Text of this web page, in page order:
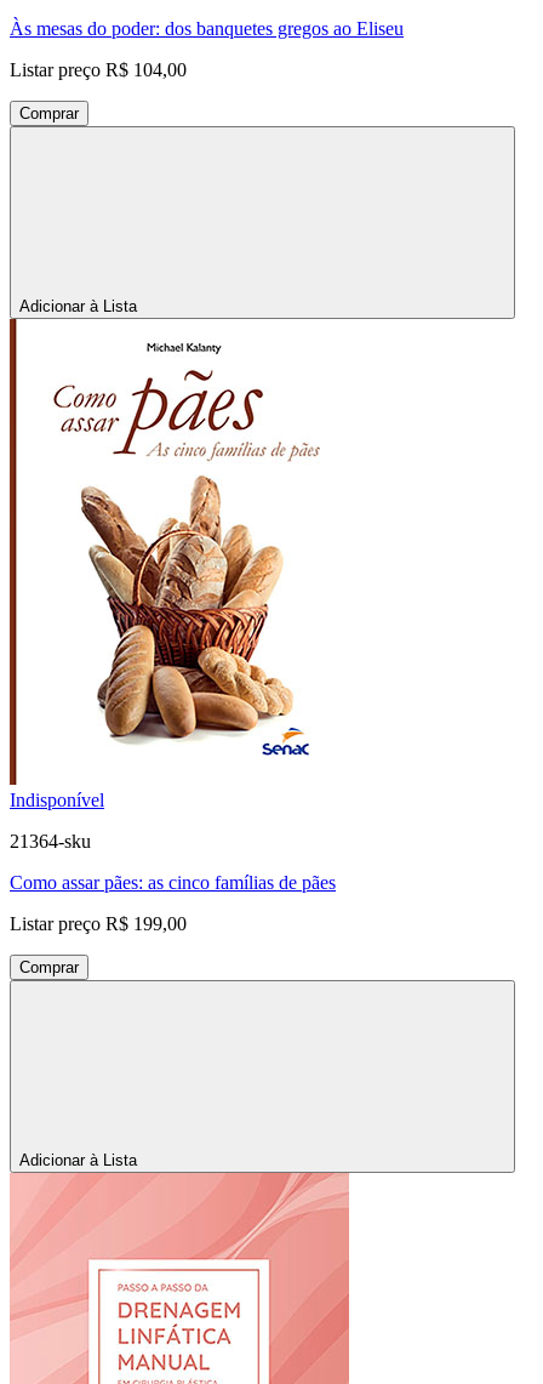
Às mesas do poder: dos banquetes gregos ao Eliseu
Listar preço R$ 104,00
Comprar
Adicionar à Lista
Indisponível
21364-sku
Como assar pães: as cinco famílias de pães
Listar preço R$ 199,00
Comprar
Adicionar à Lista